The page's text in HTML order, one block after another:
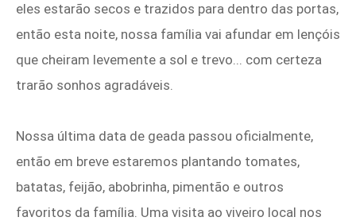
eles estarão secos e trazidos para dentro das portas,
então esta noite, nossa família vai afundar em lençóis
que cheiram levemente a sol e trevo... com certeza
trarão sonhos agradáveis.
Nossa última data de geada passou oficialmente,
então em breve estaremos plantando tomates,
batatas, feijão, abobrinha, pimentão e outros
favoritos da família. Uma visita ao viveiro local nos